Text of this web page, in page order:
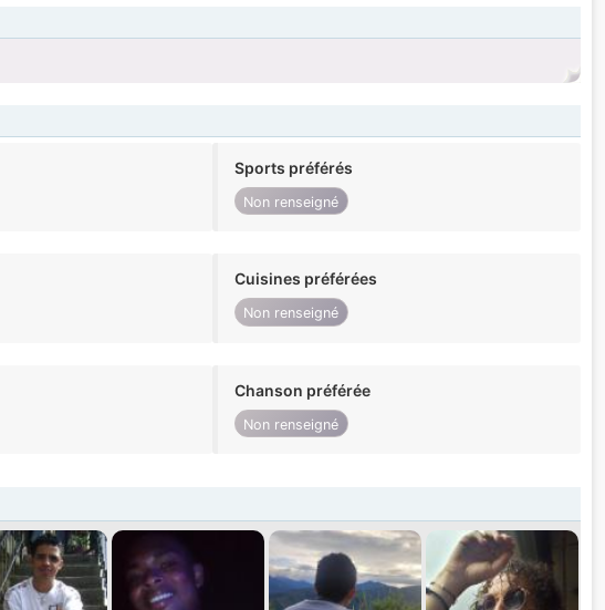
Sports préférés
Non renseigné
Cuisines préférées
Non renseigné
Chanson préférée
Non renseigné